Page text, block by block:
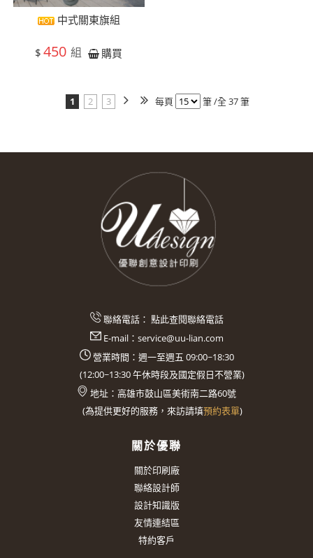
中式關東旗組
$ 450 組 購買
1 2 3 每頁 筆 /全 37 筆
聯絡電話： 點此查閱聯絡電話
E-mail： service@uu-lian.com
營業時間：週一至週五 09:00~18:30
(12:00~13:30午休時段及國定假日不營業)
地址： 高雄市鼓山區美術南二路60號
(為提供更好的服務，來訪請填預約表單)
關於優聯
關於印刷廠
聯絡設計師
設計知識版
友情連結區
特約客戶